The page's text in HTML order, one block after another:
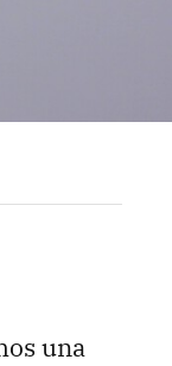
una